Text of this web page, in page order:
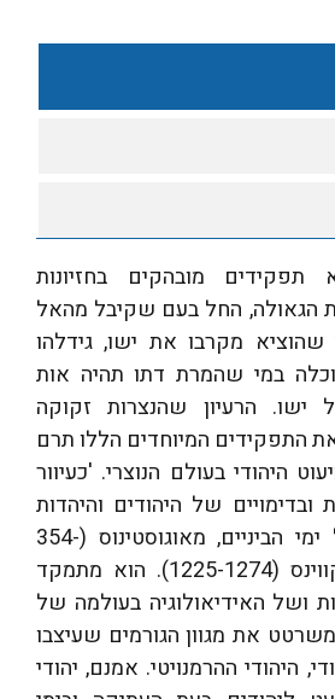
מובהקים בחזיונות
הגאולה, החל בעם שקיבל מהאל
מקרבו את ישו, גידלהו
במי שהמרת דתו תהיה אות
הרעיון שהנצרות זקוקה
התפקידים המיוחדים הללו תרם
היהודי בעולם הנוצרי. 'כעיוור
של היהודים והיהדות
בהגות הנוצרית של ימי הביניים, מאוגוסטינוס (354-
430) עד תומס אקווינס (1225-1274). הוא מתמקד
האידיאולוגיה בעולמה של
את מגוון הגורמים שעיצבו
היהודי ההרמנויטי. אמנם, יהודי